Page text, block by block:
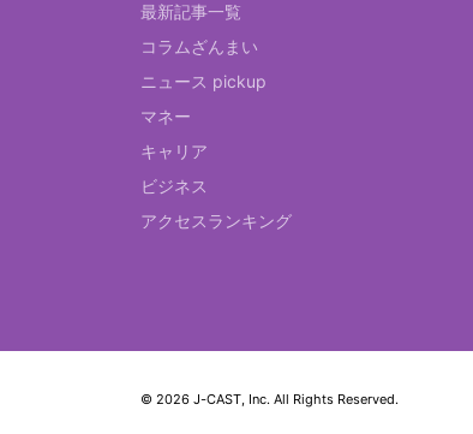
最新記事一覧
コラムざんまい
ニュース pickup
マネー
キャリア
ビジネス
アクセスランキング
© 2026 J-CAST, Inc. All Rights Reserved.